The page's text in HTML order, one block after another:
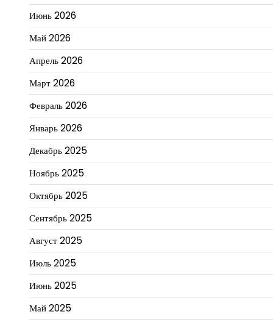
Июнь 2026
Май 2026
Апрель 2026
Март 2026
Февраль 2026
Январь 2026
Декабрь 2025
Ноябрь 2025
Октябрь 2025
Сентябрь 2025
Август 2025
Июль 2025
Июнь 2025
Май 2025